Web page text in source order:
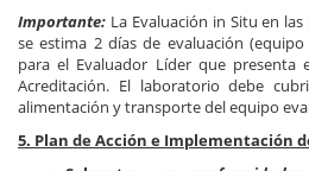
Importante: La Evaluación in Situ en
se estima 2 días de evaluación
para el Evaluador Líder que presenta
Acreditación. El laboratorio debe
alimentación y transporte del equipo
5. Plan de Acción e Implementación